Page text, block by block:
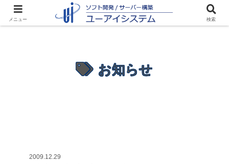
お知らせ
2009.12.29
メニュー 検索